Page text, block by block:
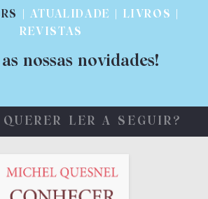
| ATUALIDADE | LIVROS |
REVISTAS
nossas novidades!
LER A SEGUIR?